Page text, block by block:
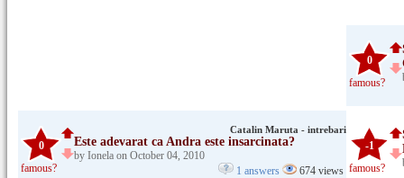
0
famous?
0
famous?
Catalin Maruta - intrebari
Este adevarat ca Andra este insarcinata?
by Ionela on October 04, 2010
1 answers
674 views
-1
famous?